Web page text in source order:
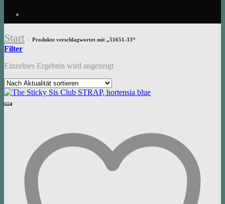
Start / Produkte verschlagwortet mit „51651-33“
Filter
Einzelnes Ergebnis wird angezeigt